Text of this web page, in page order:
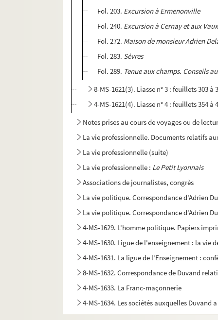
Fol. 203. Excursion à Ermenonville
Fol. 240. Excursion à Cernay et aux
Fol. 272. Maison de monsieur Adrien
Fol. 283. Sèvres
Fol. 289. Tenue aux champs. Conseils
8-MS-1621(3). Liasse n° 3 : feuillets 303 à
4-MS-1621(4). Liasse n° 4 : feuillets 354 à
Notes prises au cours de voyages ou de
La vie professionnelle. Documents relatifs
La vie professionnelle (suite)
La vie professionnelle : Le Petit Lyonnais
Associations de journalistes, congrès
La vie politique. Correspondance d'Adrien
La vie politique. Correspondance d'Adrien
4-MS-1629. L'homme politique. Papiers
4-MS-1630. Ligue de l'enseignement : la vie
4-MS-1631. La ligue de l'Enseignement :
8-MS-1632. Correspondance de Duvand
4-MS-1633. La Franc-maçonnerie
4-MS-1634. Les sociétés auxquelles